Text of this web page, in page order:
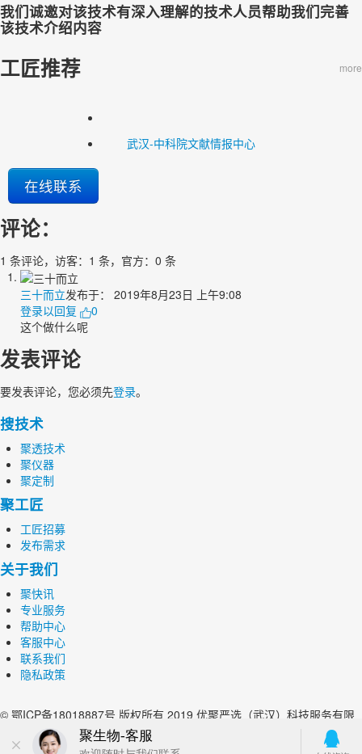
我们诚邀对该技术有深入理解的技术人员帮助我们完善
该技术介绍内容
工匠推荐 more
武汉-中科院文献情报中心
在线联系
评论：
1 条评论，访客：1 条，官方：0 条
三十而立发布于： 2019年8月23日 上午9:08
登录以回复
0
这个做什么呢
发表评论
要发表评论，您必须先登录。
搜技术
聚透技术
聚仪器
聚定制
聚工匠
工匠招募
发布需求
关于我们
聚快讯
专业服务
帮助中心
客服中心
联系我们
隐私政策
© 鄂ICP备18018887号 版权所有 2019 优聚严选（武汉）科技服务有限